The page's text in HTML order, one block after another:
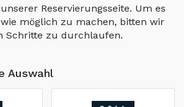
Reservierungsseite. Um es
möglich zu machen, bitten wir
Schritte zu durchlaufen.
Auswahl